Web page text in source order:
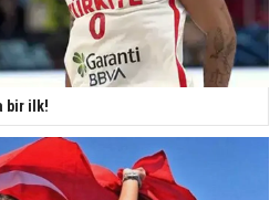
bir ilk!